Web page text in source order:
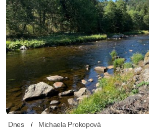
Dnes Michaela Prokopová